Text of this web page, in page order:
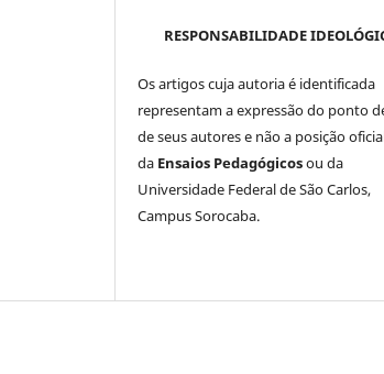
RESPONSABILIDADE
Os artigos cuja autoria é identificada
representam a expressão do ponto
de seus autores e não a posição
da Ensaios Pedagógicosou da
Universidade Federal de São Carlos,
Campus Sorocaba.